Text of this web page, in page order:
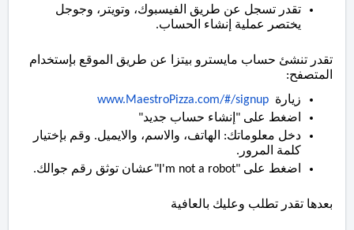
تقدر تسجل عن طريق الفيسبوك، وتويتر، وجوجل
يختصر عملية إنشاء الحساب.
تقدر تنشئ حساب مايسترو بيتزا عن طريق الموقع بإستخدام
المتصفح:
زيارة www.MaestroPizza.com/#/signup
اضغط على "إنشاء حساب جديد"
دخل معلوماتك: الهاتف، والاسم، والايميل. وقم بإختيار
كلمة المرور.
اضغط على "I'm not a robot"عشان توثق رقم جوالك.
بعدها تقدر تطلب وعليك بالعافية